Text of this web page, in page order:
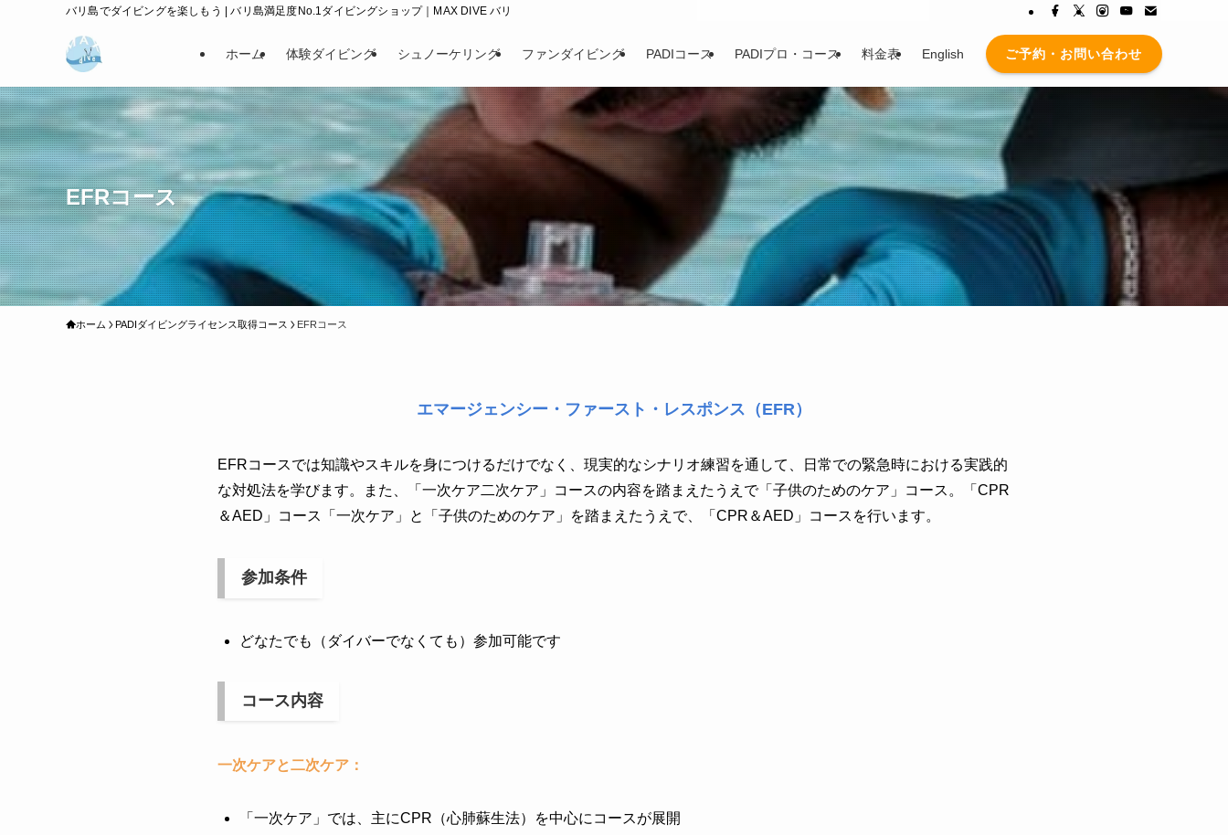
バリ島でダイビングを楽しもう | バリ島満足度No.1ダイビングショップ｜MAX DIVE バリ
ホーム 体験ダイビング シュノーケリング ファンダイビング PADIコース PADIプロ・コース 料金表 English ご予約・お問い合わせ
EFRコース
ホーム PADIダイビングライセンス取得コース EFRコース
エマージェンシー・ファースト・レスポンス（EFR）
EFRコースでは知識やスキルを身につけるだけでなく、現実的なシナリオ練習を通して、日常での緊急時における実践的
な対処法を学びます。また、「一次ケア二次ケア」コースの内容を踏まえたうえで「子供のためのケア」コース。「CPR
＆AED」コース「一次ケア」と「子供のためのケア」を踏まえたうえで、「CPR＆AED」コースを行います。
参加条件
どなたでも（ダイバーでなくても）参加可能です
コース内容
一次ケアと二次ケア：
「一次ケア」では、主にCPR（心肺蘇生法）を中心にコースが展開